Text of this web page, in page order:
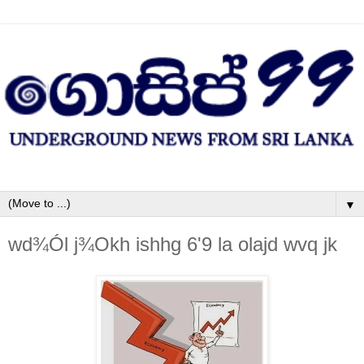
▼
wd¾Ól j¾Okh ishhg 6'9 la‌ ola‌jd wvq jk